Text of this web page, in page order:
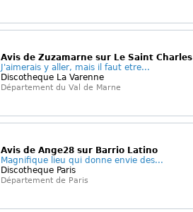
Avis de Zuzamarne sur Le Saint Charles
J'aimerais y aller, mais il faut etre...
Discotheque La Varenne
Département du Val de Marne
Avis de Ange28 sur Barrio Latino
Magnifique lieu qui donne envie des...
Discotheque Paris
Département de Paris